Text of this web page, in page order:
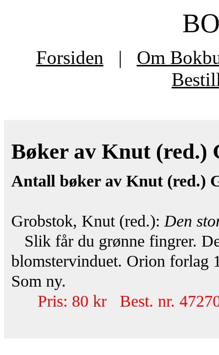
Forsiden |
Om
Bøker av Knut (red.)
Antall bøker av Knut (red.)
Grobstok, Knut (red.): Den
Slik får du grønne fingrer.
blomstervinduet. Orion forlag
Som ny.
Pris: 80 kr Best. nr.